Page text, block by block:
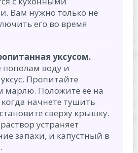
Вам нужно только не
его во время
уксусом.
воду и
Пропитайте
марлю. Положите ее на
начнете тушить
сверху крышку.
устраняет
запахи, и капустный в